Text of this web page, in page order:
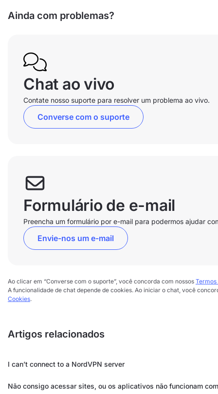
Ainda com problemas?
Chat ao vivo
Contate nosso suporte para resolver um problema ao vivo.
Converse com o suporte
Formulário de e-mail
Preencha um formulário por e-mail para podermos ajudar
Envie-nos um e-mail
Ao clicar em “Converse com o suporte”, você concorda com nossos
A funcionalidade de chat depende de cookies. Ao iniciar o chat, você
Cookies.
Artigos relacionados
I can’t connect to a NordVPN server
Não consigo acessar sites, ou os aplicativos não funcionam